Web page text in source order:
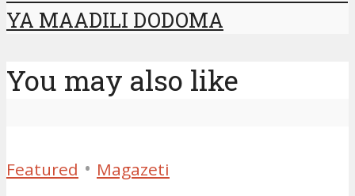
YA MAADILI DODOMA
You may also like
Featured • Magazeti